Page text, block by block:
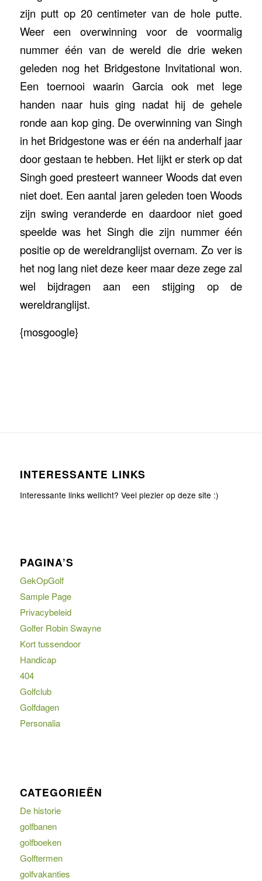
zijn putt op 20 centimeter van de hole putte.
Weer een overwinning voor de voormalig
nummer één van de wereld die drie weken
geleden nog het Bridgestone Invitational won.
Een toernooi waarin Garcia ook met lege
handen naar huis ging nadat hij de gehele
ronde aan kop ging. De overwinning van Singh
in het Bridgestone was er één na anderhalf jaar
door gestaan te hebben. Het lijkt er sterk op dat
Singh goed presteert wanneer Woods dat even
niet doet. Een aantal jaren geleden toen Woods
zijn swing veranderde en daardoor niet goed
speelde was het Singh die zijn nummer één
positie op de wereldranglijst overnam. Zo ver is
het nog lang niet deze keer maar deze zege zal
wel bijdragen aan een stijging op de
wereldranglijst.
{mosgoogle}
INTERESSANTE LINKS
Interessante links wellicht? Veel plezier op deze site :)
PAGINA’S
GekOpGolf
Sample Page
Privacybeleid
Golfer Robin Swayne
Kort tussendoor
Handicap
404
Golfclub
Golfdagen
Personalia
CATEGORIEËN
De historie
golfbanen
golfboeken
Golftermen
golfvakanties